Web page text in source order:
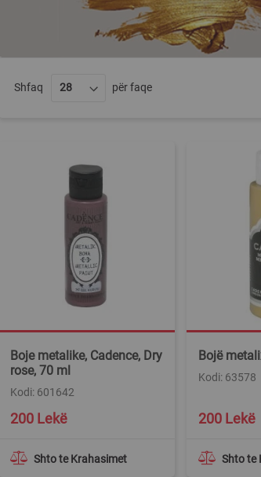
Shfaq për faqe
Boje metalike, Cadence, Dry
rose, 70 ml
Kodi: 601642
Shto te Krahasimet
200 Lekë
Bojë
Kodi: 63578
Shto te
200 Lekë